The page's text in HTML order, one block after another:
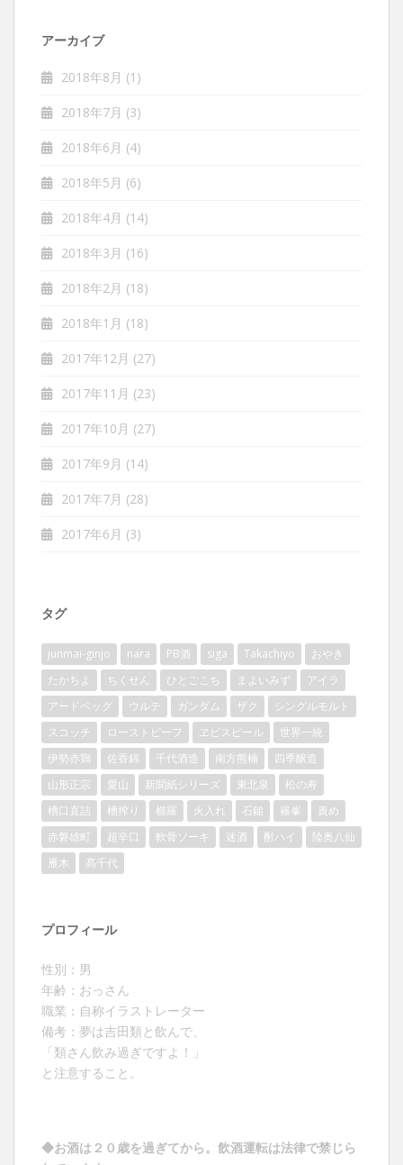
アーカイブ
2018年8月 (1)
2018年7月 (3)
2018年6月 (4)
2018年5月 (6)
2018年4月 (14)
2018年3月 (16)
2018年2月 (18)
2018年1月 (18)
2017年12月 (27)
2017年11月 (23)
2017年10月 (27)
2017年9月 (14)
2017年7月 (28)
2017年6月 (3)
タグ
junmai-ginjo nara PB酒 siga Takachiyo
おやき
たかちよ
ちくせん ひとごこち まよいみず
アイラ
アードベッグ
ウルテ ガンダム ザク
シングルモルト
スコッチ
ローストビーフ ヱビスビール
世界一統
伊勢赤鶏
佐香錦 千代酒造 南方熊楠
四季醸造
山形正宗
愛山 新聞紙シリーズ 東北泉
松の寿
槽口直詰
槽搾り 櫛羅 火入れ 石鎚 篠峯
責め
赤磐雄町
超辛口 軟骨ソーキ 迷酒 酎ハイ
陸奥八仙
雁木
髙千代
プロフィール
性別：男
年齢：おっさん
職業：自称イラストレーター
備考：夢は吉田類と飲んで、
「類さん飲み過ぎですよ！」
と注意すること。
◆お酒は２０歳を過ぎてから。飲酒運転は法律で禁じら